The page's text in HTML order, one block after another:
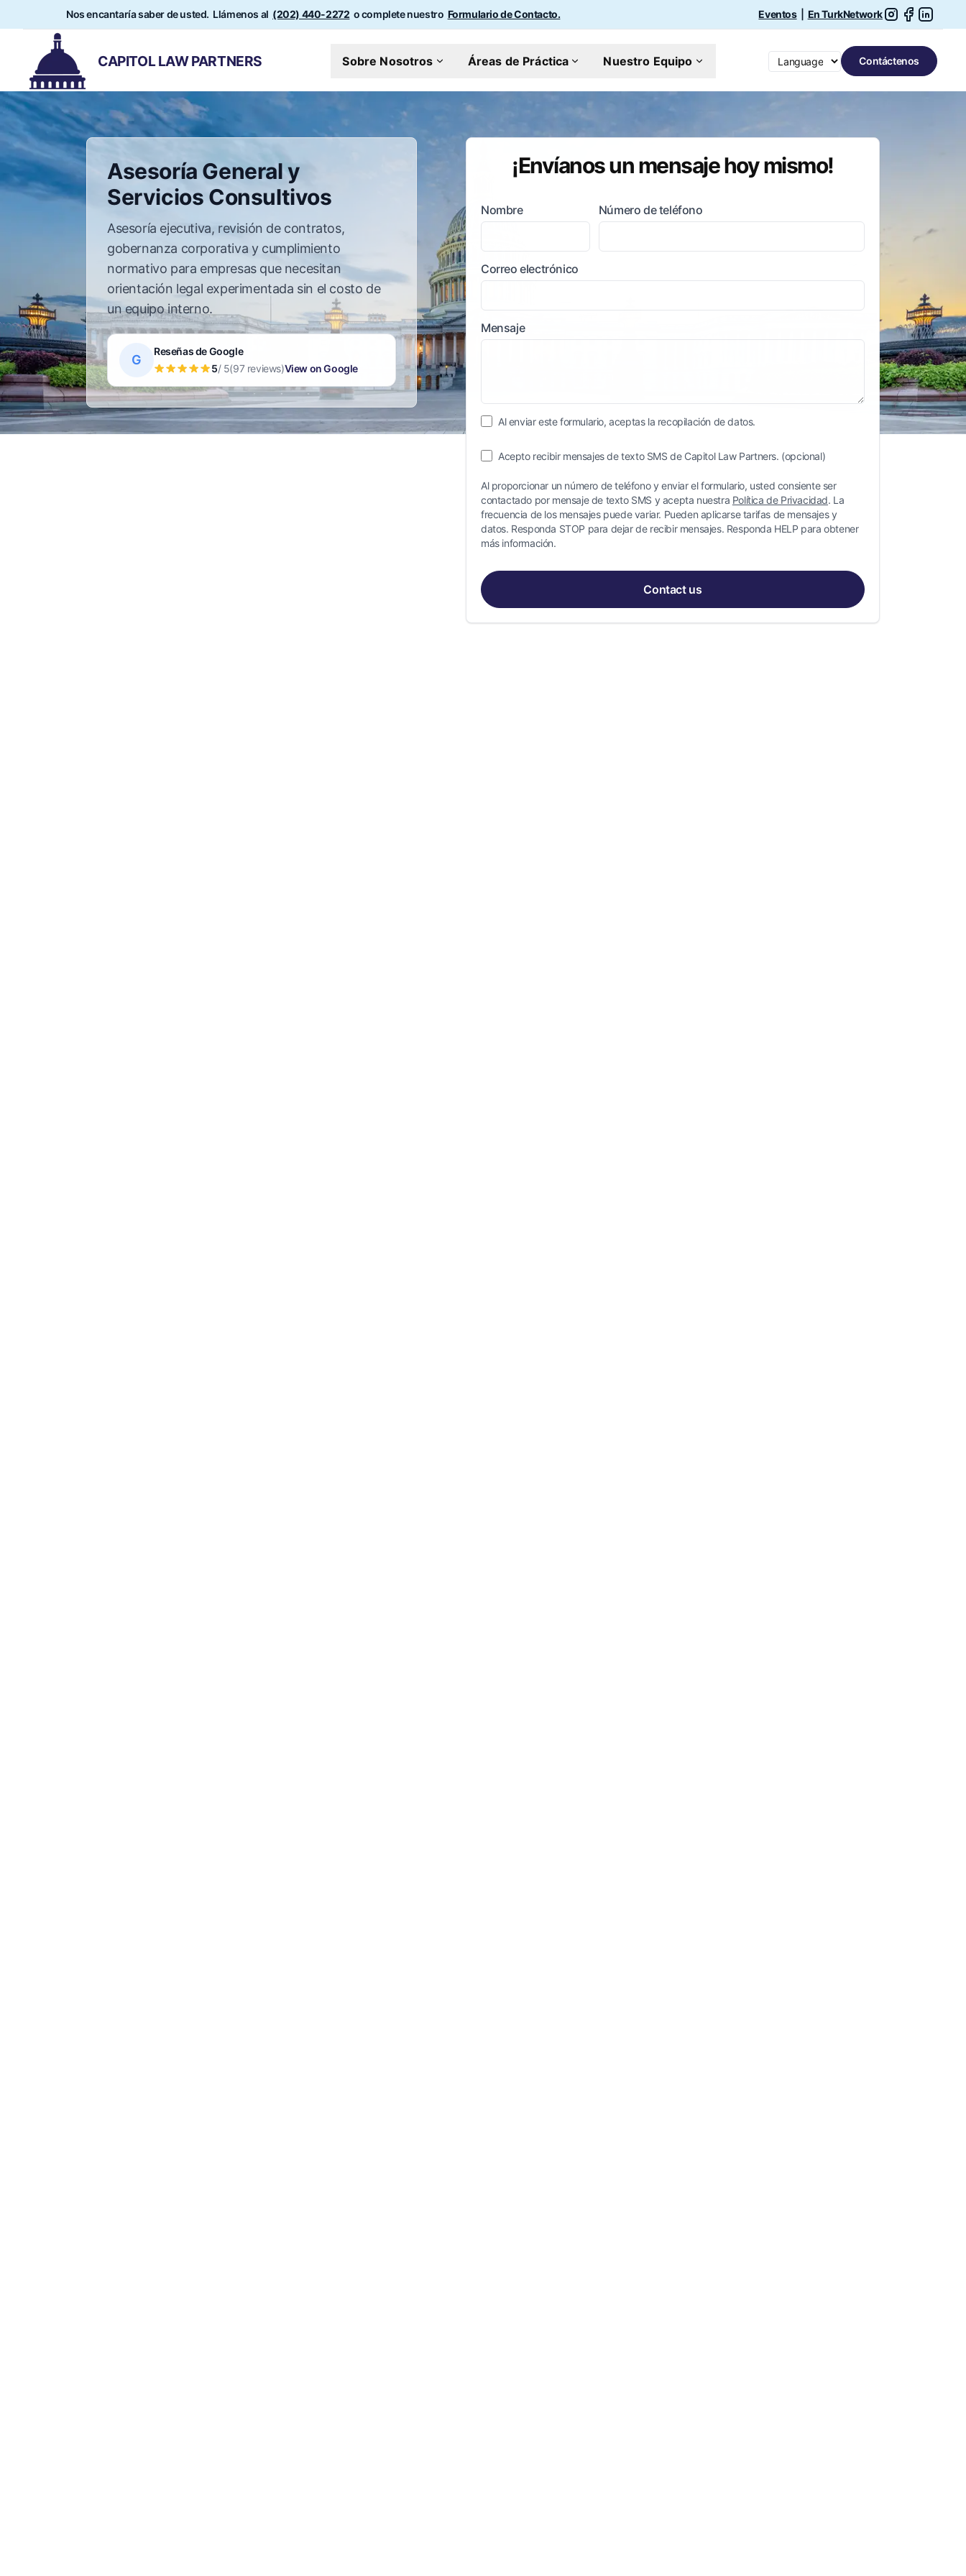
Nos encantaría saber de usted. Llámenos al (202) 440-2272 o complete nuestro Formulario de Contacto. Eventos| En TurkNetwork
CAPITOL LAW PARTNERS Sobre Nosotros Áreas de Práctica Nuestro Equipo Switch language Contáctenos
Asesoría General y
Servicios Consultivos
Asesoría ejecutiva, revisión de contratos,
gobernanza corporativa y cumplimiento
normativo para empresas que necesitan
orientación legal experimentada sin el costo de
un equipo interno.
G
Reseñas de Google
5/ 5(97 reviews)View on Google
¡Envíanos un mensaje hoy mismo!
Nombre Número de teléfono
Correo electrónico
Mensaje
Al enviar este formulario, aceptas la recopilación de datos.
Acepto recibir mensajes de texto SMS de Capitol Law Partners. (opcional)
Al proporcionar un número de teléfono y enviar el formulario, usted consiente ser
contactado por mensaje de texto SMS y acepta nuestra Política de Privacidad. La
frecuencia de los mensajes puede variar. Pueden aplicarse tarifas de mensajes y
datos. Responda STOP para dejar de recibir mensajes. Responda HELP para obtener
más información.
Contact us